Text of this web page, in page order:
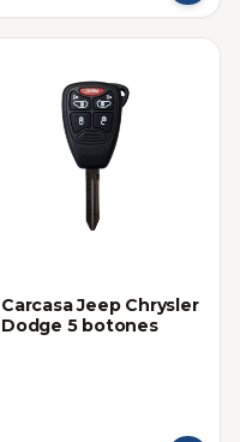
Carcasa Jeep Chrysler
Dodge 5 botones